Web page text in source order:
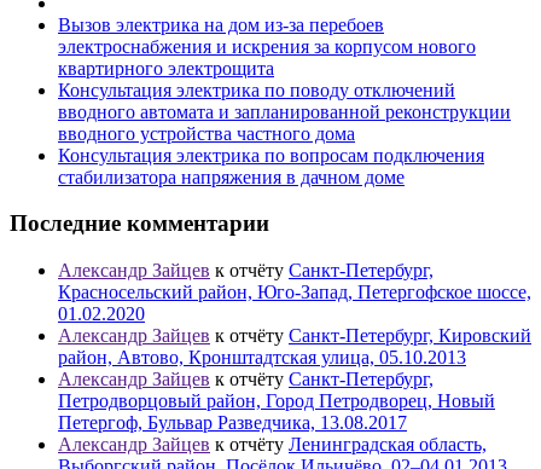
Вызов электрика на дом из-за перебоев
электроснабжения и искрения за корпусом нового
квартирного электрощита
Консультация электрика по поводу отключений
вводного автомата и запланированной реконструкции
вводного устройства частного дома
Консультация электрика по вопросам подключения
стабилизатора напряжения в дачном доме
Последние комментарии
Александр Зайцев к отчёту Санкт-Петербург,
Красносельский район, Юго-Запад, Петергофское шоссе,
01.02.2020
Александр Зайцев к отчёту Санкт-Петербург, Кировский
район, Автово, Кронштадтская улица, 05.10.2013
Александр Зайцев к отчёту Санкт-Петербург,
Петродворцовый район, Город Петродворец, Новый
Петергоф, Бульвар Разведчика, 13.08.2017
Александр Зайцев к отчёту Ленинградская область,